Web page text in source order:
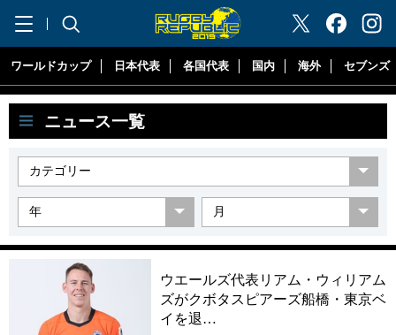
"ラグビーリパブリック"
ワールドカップ 日本代表 各国代表 国内 海外 セブンズ
ニュース一覧
ウエールズ代表リアム・ウィリアム
ズがクボタスピアーズ船橋・東京ベ
イを退…